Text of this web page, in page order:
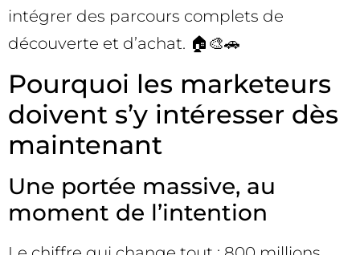
intégrer des parcours complets de
découverte et d’achat. 🏠🎨🚗
Pourquoi les marketeurs
doivent s’y intéresser dès
maintenant
Une portée massive, au
moment de l’intention